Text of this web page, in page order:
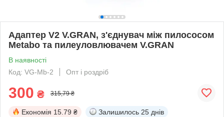
Адаптер V2 V.GRAN, з'єднувач між пилососом
Metabo та пилеуловлювачем V.GRAN
В наявності
Код: VG-Mb-2
Опт і роздріб
300 ₴ 315,79 ₴
Економія 15.79 ₴ Залишилось 25 днів